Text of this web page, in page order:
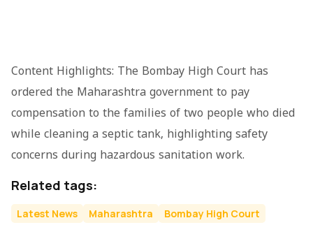
Content Highlights: The Bombay High Court has
ordered the Maharashtra government to pay
compensation to the families of two people who died
while cleaning a septic tank, highlighting safety
concerns during hazardous sanitation work.
Related tags:
Latest News Maharashtra Bombay High Court